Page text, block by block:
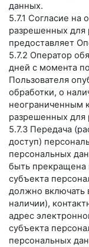
данных.
5.7.1 Согласие на
разрешенных для
предоставляет
5.7.2 Оператор
дней с момента
Пользователя
обработки, о
неограниченным
разрешенных для
5.7.3 Передача
доступ)
персональных
быть прекращена
субъекта
должно включать
наличии),
адрес
субъекта
персональных